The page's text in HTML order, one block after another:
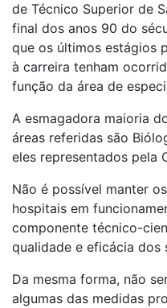
de Técnico Superior de
final dos anos 90 do
que os últimos estágios
à carreira tenham
função da área de
A esmagadora maioria
áreas referidas são
eles representados pela
Não é possível manter
hospitais em
componente técnico-
qualidade e eficácia dos
Da mesma forma, não
algumas das medidas